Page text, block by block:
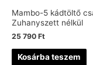
Mambo-5 kádtöltő
Zuhanyszett nélkül
25 790 Ft
Kosárba teszem